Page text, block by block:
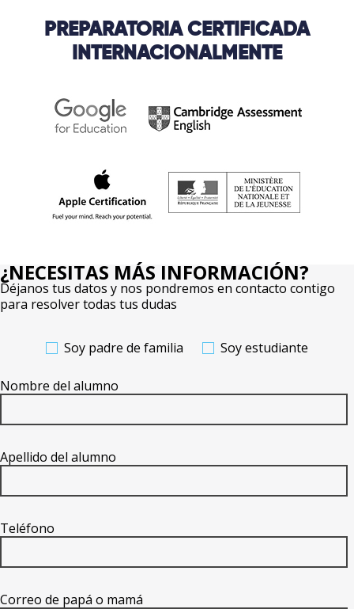
PREPARATORIA CERTIFICADA
INTERNACIONALMENTE
¿NECESITAS MÁS INFORMACIÓN?
Déjanos tus datos y nos pondremos en contacto contigo
para resolver todas tus dudas
Soy padre de familia Soy estudiante
Nombre del alumno
Apellido del alumno
Teléfono
Correo de papá o mamá